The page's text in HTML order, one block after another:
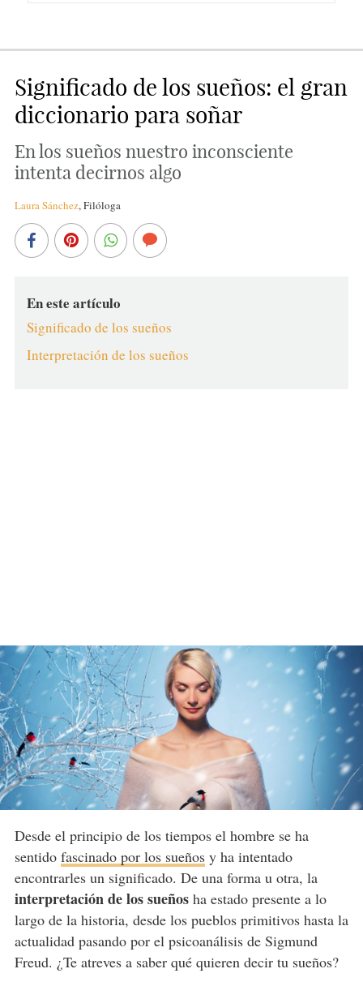
Significado de los sueños: el gran
diccionario para soñar
En los sueños nuestro inconsciente
intenta decirnos algo
Laura Sánchez,Filóloga
En este artículo
Significado de los sueños
Interpretación de los sueños
Desde el principio de los tiempos el hombre se ha
sentido fascinado por los sueñosy ha intentado
encontrarles un significado. De una forma u otra, la
interpretación de los sueñosha estado presente a lo
largo de la historia, desde los pueblos primitivos hasta la
actualidad pasando por el psicoanálisis de Sigmund
Freud. ¿Te atreves a saber qué quieren decir tu sueños?